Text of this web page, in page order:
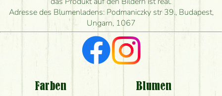
herstellen und wann können Sie ihn frühestens
liefern?
Ich suche rote Rosen, hast du welche?
Welche Rückmeldungen bekomme ich zum
Blumenversand?
Adresse des Blumenladens: Podmaniczky str 39., Budapest,
Ungarn, 1067
Farben Blumen